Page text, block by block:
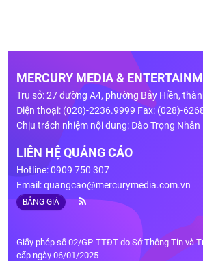
MERCURY MEDIA &
Trụ sở: 27 đường A4, phường Bảy Hiền,
Điện thoại: (028)-2236.9999 Fax: (028)-
Chịu trách nhiệm nội dung: Đào Trọng Nhân
LIÊN HỆ QUẢNG CÁO
Hotline: 0909 750 307
Email:quangcao@mercurymedia.com.vn
BẢNG GIÁ
Giấy phép số 02/GP-TTĐT do Sở Thông Tin và
cấp ngày 06/01/2025